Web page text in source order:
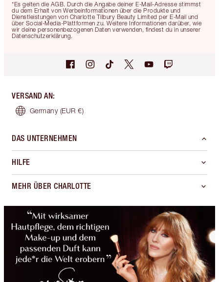
*Es gelten die AGB. Durch die Angabe deiner E-Mail-Adresse stimmst
du dem Erhalt von Werbeinformationen über die Produkte und
Dienstleistungen von Charlotte Tilbury Beauty Limited per E-Mail und
über Social-Media-Plattformen zu. Weitere Informationen darüber, wie
wir deine personenbezogenen Daten verwenden, findest du in unserer
Datenschutzerklärung.
VERSAND AN:
Germany (EUR €)
DAS UNTERNEHMEN
HILFE
MEHR ÜBER CHARLOTTE